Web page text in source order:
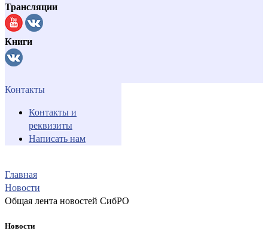
Трансляции
Книги
Контакты
Контакты и
реквизиты
Написать нам
Главная
Новости
Общая лента новостей СибРО
Новости